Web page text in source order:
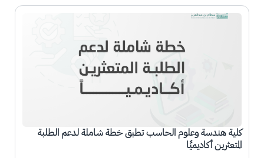
الصورة
كلية هندسة وعلوم الحاسب تطبق خطة شاملة لدعم الطلبة
المتعثرين أكاديميًا